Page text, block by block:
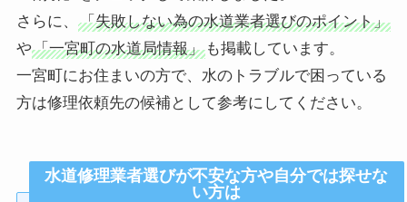
さらに、
「失敗しない為の水道業者選びのポイント」
や「一宮町の水道局情報」も掲載しています。
一宮町にお住まいの方で、水のトラブルで困っている
方は修理依頼先の候補として参考にしてください。
水道修理業者選びが不安な方や自分では探せな
い方は